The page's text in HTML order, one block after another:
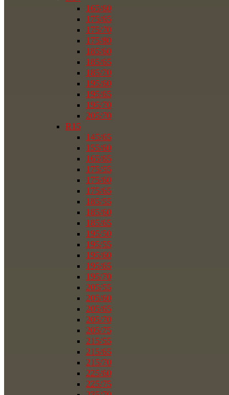
165/60
175/65
175/70
175/80
185/60
185/65
185/70
195/60
195/65
195/70
205/70
R15
145/65
155/60
165/65
175/55
175/60
175/65
185/55
185/60
185/65
195/50
195/55
195/60
195/65
195/70
205/55
205/60
205/65
205/70
205/75
215/55
215/65
215/70
225/60
225/75